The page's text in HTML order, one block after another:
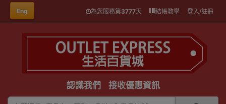
Eng 為您服務第3777天 結帳教學 登入/註冊
認識我們 接收優惠資訊